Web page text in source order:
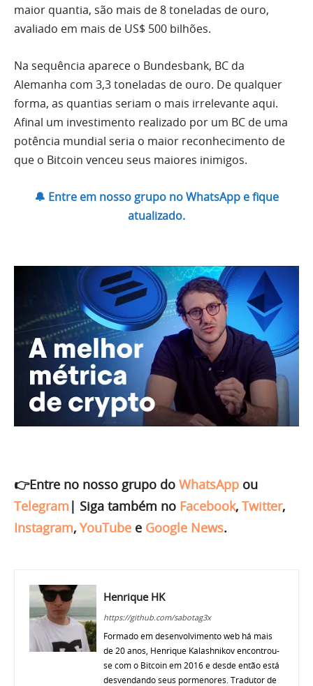
maior quantia, são mais de 8 toneladas de ouro,
avaliado em mais de US$ 500 bilhões.
Na sequência aparece o Bundesbank, BC da
Alemanha com 3,3 toneladas de ouro. De qualquer
forma, as quantias seriam o mais irrelevante aqui.
Afinal um investimento realizado por um BC de uma
potência mundial seria o maior reconhecimento de
que o Bitcoin venceu seus maiores inimigos.
🔔 Entre em nosso grupo no WhatsApp e fique
atualizado.
👉Entre no nosso grupo do WhatsApp ou
Telegram | Siga também no Facebook, Twitter,
Instagram, YouTube e Google News.
Henrique HK
https://github.com/sabotag3x
Formado em desenvolvimento web há mais
de 20 anos, Henrique Kalashnikov encontrou-
se com o Bitcoin em 2016 e desde então está
desvendando seus pormenores. Tradutor de